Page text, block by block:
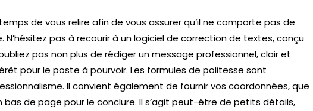
de vous relire afin de vous assurer qu’il ne comporte pas de
pas à recourir à un logiciel de correction de textes, conçu
pas non plus de rédiger un message professionnel, clair et
pour le poste à pourvoir. Les formules de politesse sont
Il convient également de fournir vos coordonnées, que
de page pour le conclure. Il s’agit peut-être de petits détails,